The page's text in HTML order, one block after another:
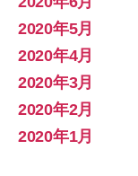
2020年5月
2020年4月
2020年3月
2020年2月
2020年1月